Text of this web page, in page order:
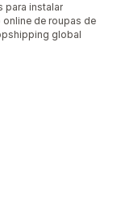
todo
para instalar
de roupas de
global